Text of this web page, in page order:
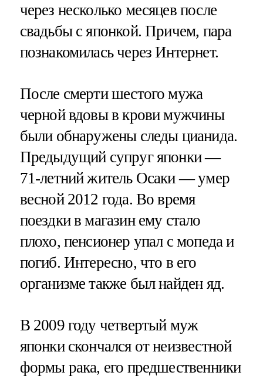
через несколько месяцев после
свадьбы с японкой. Причем, пара
познакомилась через Интернет.
После смерти шестого мужа
черной вдовы в крови мужчины
были обнаружены следы цианида.
Предыдущий супруг японки —
71-летний житель Осаки — умер
весной 2012 года. Во время
поездки в магазин ему стало
плохо, пенсионер упал с мопеда и
погиб. Интересно, что в его
организме также был найден яд.
В 2009 году четвертый муж
японки скончался от неизвестной
формы рака, его предшественники